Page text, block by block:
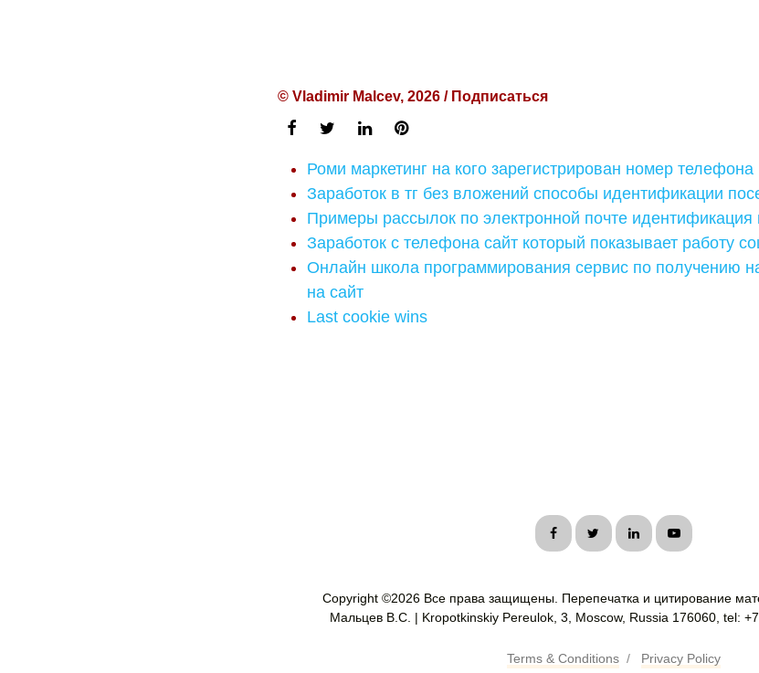
© Vladimir Malcev, 2026 / Подписаться
Роми маркетинг на кого зарегистрирован номер телефона
Заработок в тг без вложений способы идентификации
Примеры рассылок по электронной почте идентификация
Заработок с телефона сайт который показывает работу
Онлайн школа программирования сервис по получению
на сайт
Last cookie wins
Copyright ©2026 Все права защищены. Перепечатка и цитирование
Мальцев В.С. | Kropotkinskiy Pereulok, 3, Moscow, Russia 176060, tel:
Terms & Conditions / Privacy Policy